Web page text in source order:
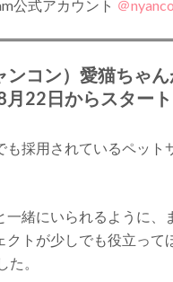
公式アカウント ＠
ンコン）愛猫ちゃ
22日からスタート
も採用されているペット
一緒にいられるように
クトが少しでも役立っ
た。